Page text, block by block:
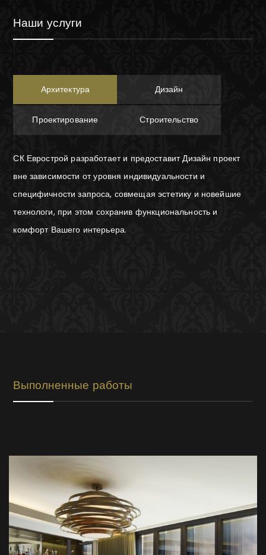
Наши услуги
Архитектура Дизайн
Проектирование Строительство
СК Еврострой разработает и предоставит Дизайн проект
вне зависимости от уровня индивидуальности и
специфичности запроса, совмещая эстетику и новейшие
технологи, при этом сохранив функциональность и
комфорт Вашего интерьера.
Выполненные работы